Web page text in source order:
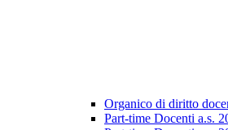
Organico di diritto
Part-time Docenti a.s.